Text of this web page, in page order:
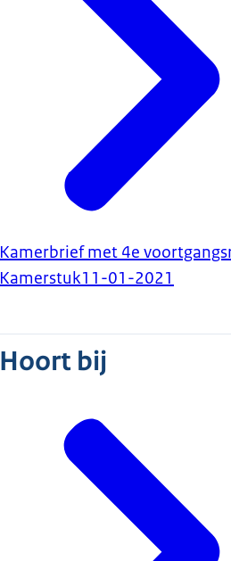
Kamerbrief met 4e
Kamerstuk11-01-2021
Hoort bij